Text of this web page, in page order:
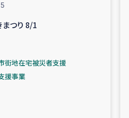
国内避難民への物資配付およ
タイ国境ミャンマー移民子
つり 8/1
街地在宅被災者支援
援事業